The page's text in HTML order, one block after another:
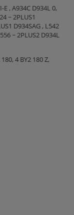
E , A934C D934L 0,
~ 2PLUS1
D934SAG , L542
~ 2PLUS2 D934L
4 BY2 180 Z,